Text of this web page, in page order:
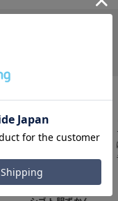
みんなの